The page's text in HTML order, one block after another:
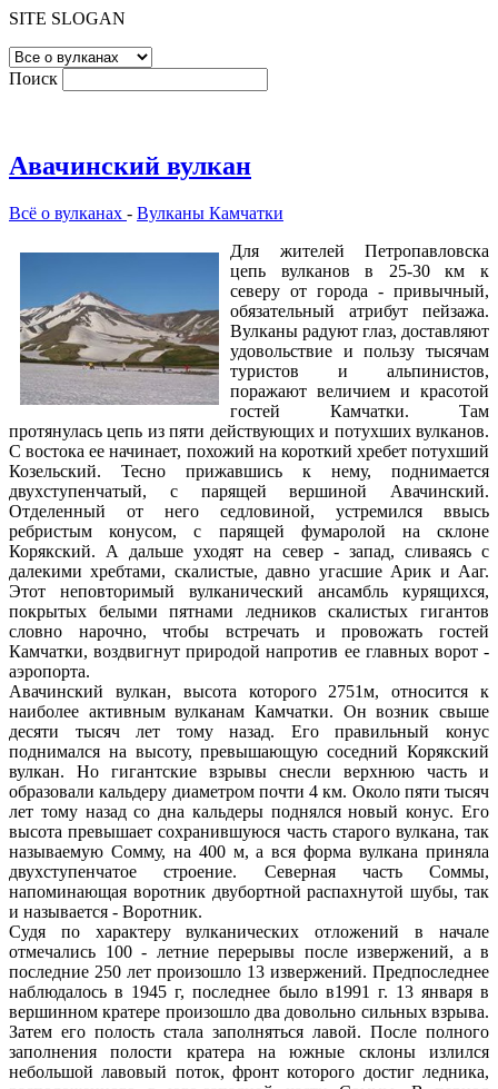
SITE SLOGAN
Поиск
Авачинский вулкан
Всё о вулканах - Вулканы Камчатки
Для жителей Петропавловска
цепь вулканов в 25-30 км к
северу от города - привычный,
обязательный атрибут пейзажа.
Вулканы радуют глаз, доставляют
удовольствие и пользу тысячам
туристов и альпинистов,
поражают величием и красотой
гостей Камчатки. Там
протянулась цепь из пяти действующих и потухших вулканов.
С востока ее начинает, похожий на короткий хребет потухший
Козельский. Тесно прижавшись к нему, поднимается
двухступенчатый, с парящей вершиной Авачинский.
Отделенный от него седловиной, устремился ввысь
ребристым конусом, с парящей фумаролой на склоне
Корякский. А дальше уходят на север - запад, сливаясь с
далекими хребтами, скалистые, давно угасшие Арик и Ааг.
Этот неповторимый вулканический ансамбль курящихся,
покрытых белыми пятнами ледников скалистых гигантов
словно нарочно, чтобы встречать и провожать гостей
Камчатки, воздвигнут природой напротив ее главных ворот -
аэропорта.
Авачинский вулкан, высота которого 2751м, относится к
наиболее активным вулканам Камчатки. Он возник свыше
десяти тысяч лет тому назад. Его правильный конус
поднимался на высоту, превышающую соседний Корякский
вулкан. Но гигантские взрывы снесли верхнюю часть и
образовали кальдеру диаметром почти 4 км. Около пяти тысяч
лет тому назад со дна кальдеры поднялся новый конус. Его
высота превышает сохранившуюся часть старого вулкана, так
называемую Сомму, на 400 м, а вся форма вулкана приняла
двухступенчатое строение. Северная часть Соммы,
напоминающая воротник двубортной распахнутой шубы, так
и называется - Воротник.
Судя по характеру вулканических отложений в начале
отмечались 100 - летние перерывы после извержений, а в
последние 250 лет произошло 13 извержений. Предпоследнее
наблюдалось в 1945 г, последнее было в1991 г. 13 января в
вершинном кратере произошло два довольно сильных взрыва.
Затем его полость стала заполняться лавой. После полного
заполнения полости кратера на южные склоны излился
небольшой лавовый поток, фронт которого достиг ледника,